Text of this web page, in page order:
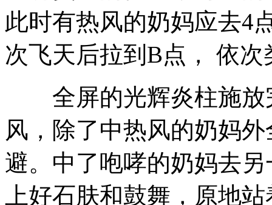
此时有热风的奶妈应去4
次飞天后拉到B点， 依次
全屏的光辉炎柱施放
风，除了中热风的奶妈
避。中了咆哮的奶妈去
上好石肤和鼓舞，原地